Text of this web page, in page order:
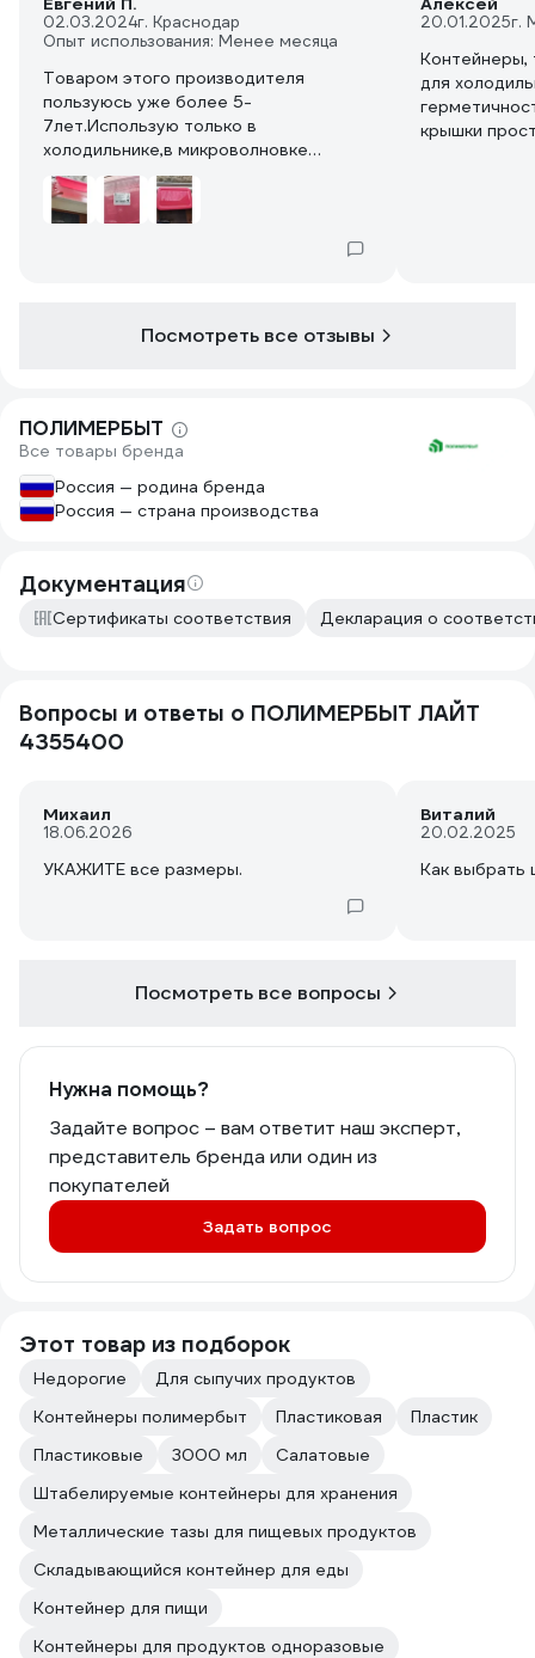
02.03.2024г. Краснодар
Опыт использования: Менее месяца
Товаром этого производителя
пользуюсь уже более 5-
7лет.Использую только в
холодильнике,в микроволновке
разогреваю в других коробках(они на
3 год,уже желтеют и темнеют)
20.01.2025г.
Контейнеры,
для
крышки
Посмотреть все отзывы
ПОЛИМЕРБЫТ
Все товары бренда
Россия — родина бренда
Россия — страна производства
Документация
Сертификаты соответствия Декларация о
Вопросы и ответы о ПОЛИМЕРБЫТ ЛАЙТ
4355400
Михаил
18.06.2026
Виталий
20.02.2025
Как выбрать
Посмотреть все вопросы
Нужна помощь?
Задайте вопрос – вам ответит наш эксперт,
представитель бренда или один из
покупателей
Задать вопрос
Этот товар из подборок
Недорогие
Для сыпучих продуктов
Контейнеры полимербыт
Пластиковая
Пластик
Пластиковые
3000 мл
Салатовые
Штабелируемые контейнеры для хранения
Металлические тазы для пищевых продуктов
Складывающийся контейнер для еды
Контейнер для пищи
Контейнеры для продуктов одноразовые